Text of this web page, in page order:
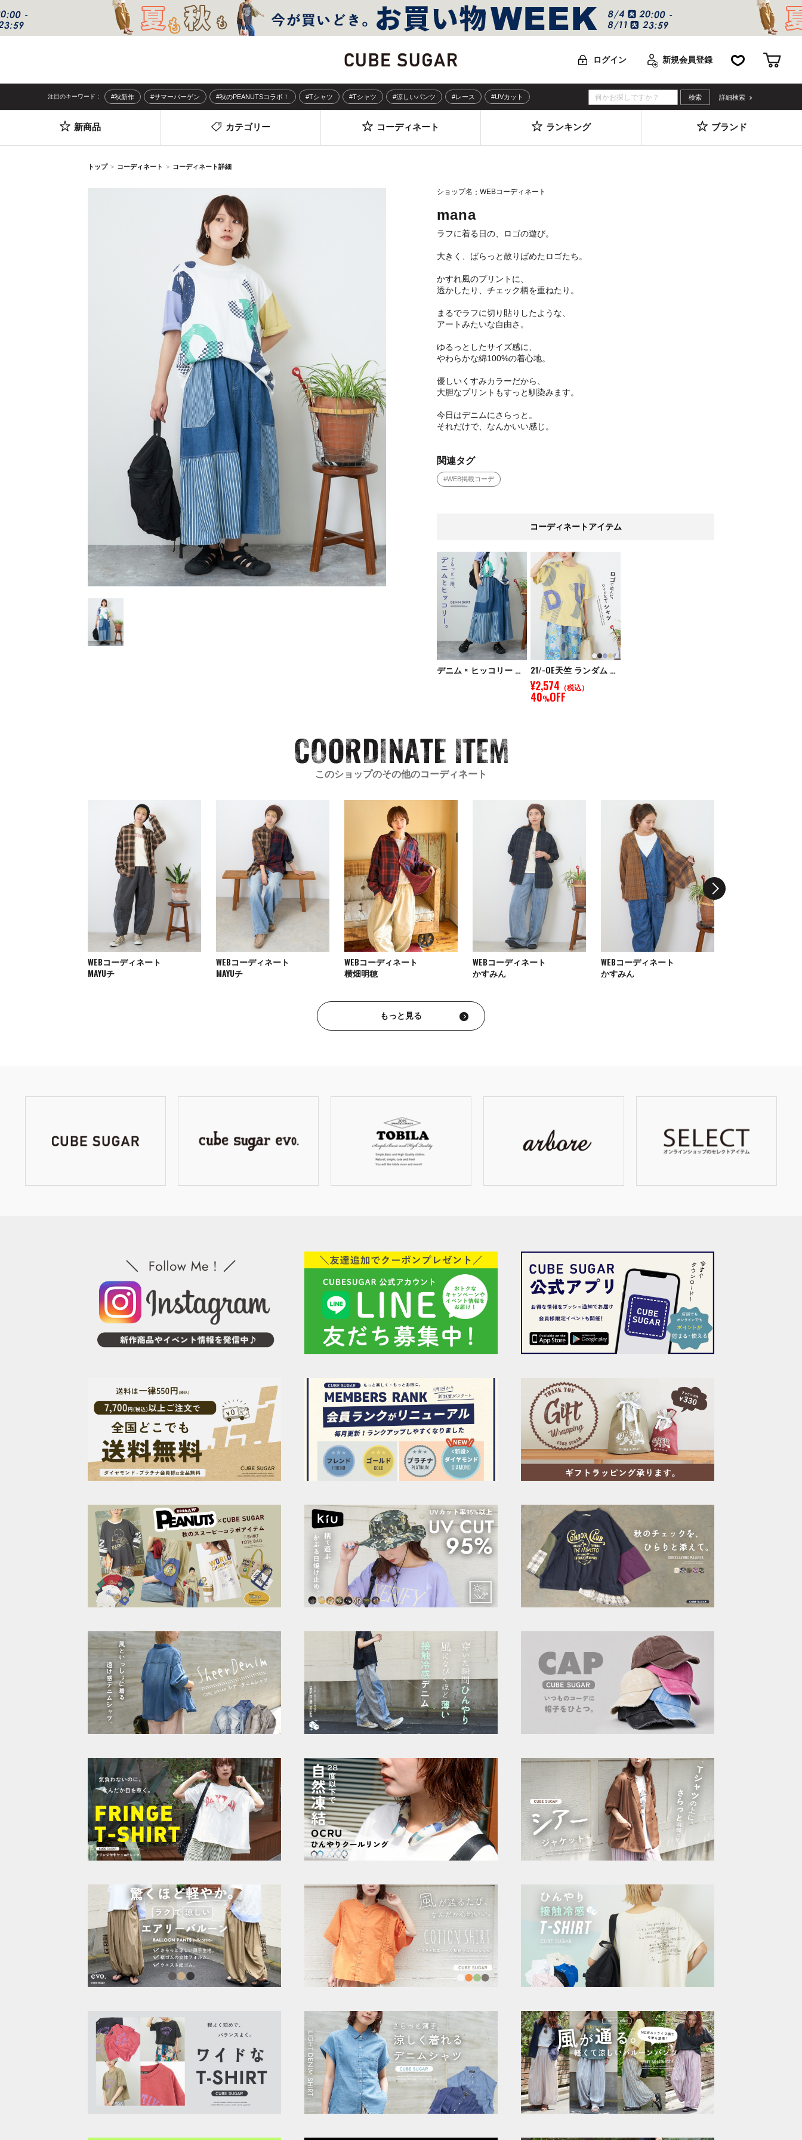
ログイン 新規会員登録 お気に入り
注目のキーワード： #秋新作 #サマーバーゲン #秋のPEANUTSコラボ！ #Tシャツ #Tシャツ #涼しいパンツ #レース #UVカット 詳細検索
新商品 カテゴリー コーディネート ランキング ブランド
トップ コーディネート コーディネート詳細
ショップ名 WEBコーディネート
mana
ラフに着る日の、ロゴの遊び。
大きく、ばらっと散りばめたロゴたち。
かすれ風のプリントに、
透かしたり、チェック柄を重ねたり。
まるでラフに切り貼りしたような、
アートみたいな自由さ。
ゆるっとしたサイズ感に、
やわらかな綿100%の着心地。
優しいくすみカラーだから、
大胆なプリントもすっと馴染みます。
今日はデニムにさらっと。
それだけで、なんかいい感じ。
関連タグ
#WEB掲載コーデ
コーディネートアイテム
デニム × ヒッコリー ギャザー スカート 21/-OE天竺 ランダム ロゴ プリント Tシャツ
¥2,574 （税込）
40%OFF
このショップのその他のコーディネート
WEBコーディネート
MAYUチ
WEBコーディネート
MAYUチ
WEBコーディネート
横畑明穂
WEBコーディネート
かすみん
WEBコーディネート
かすみん
もっと見る